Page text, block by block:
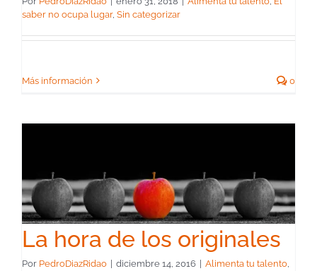
saber no ocupa lugar, Sin categorizar
Más información 0
La hora de los originales
Por PedroDiazRidao diciembre 14, 2016 Alimenta tu talento,